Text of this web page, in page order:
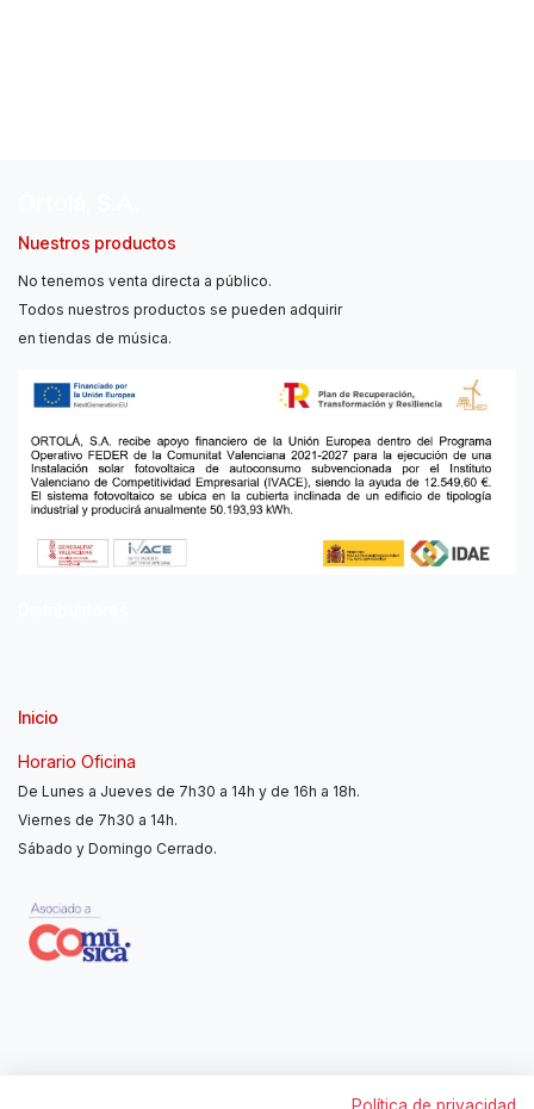
Nuestros productos
No tenemos venta directa a público.
Todos nuestros productos se pueden adquirir
en tiendas de música.
Inicio
Horario Oficina
De Lunes a Jueves de 7h30 a 14h y de 16h a 18h.
Viernes de 7h30 a 14h.
Sábado y Domingo Cerrado.